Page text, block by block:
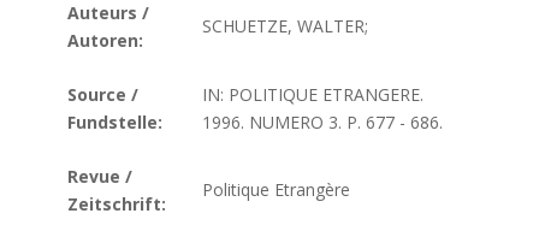
Auteurs /
Autoren:
SCHUETZE, WALTER;
Source /
Fundstelle:
IN: POLITIQUE ETRANGERE.
1996. NUMERO 3. P. 677 - 686.
Revue /
Zeitschrift:
Politique Etrangère